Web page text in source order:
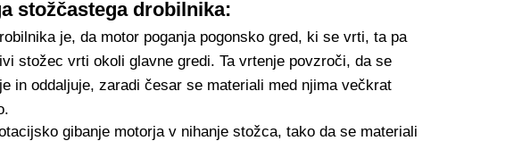
stožčastega drobilnika:
je, da motor poganja pogonsko gred, ki se vrti, ta pa
stožec vrti okoli glavne gredi. Ta vrtenje povzroči, da se
in oddaljuje, zaradi česar se materiali med njima večkrat
gibanje motorja v nihanje stožca, tako da se materiali